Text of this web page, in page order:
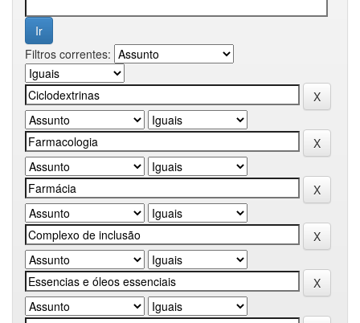
Filtros correntes: